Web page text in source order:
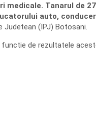
medicale. Tanarul de
auto,
Judetean (IPJ) Botosani.
de rezultatele